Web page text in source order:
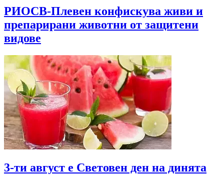
РИОСВ-Плевен конфискува живи и
препарирани животни от защитени
видове
3-ти август е Световен ден на динята